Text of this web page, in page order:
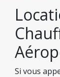
Si vous